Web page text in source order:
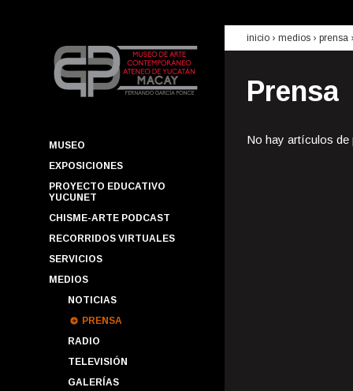
MUSEO
EXPOSICIONES
PROYECTO EDUCATIVO
YUCUNET
CHISME-ARTE PODCAST
RECORRIDOS VIRTUALES
SERVICIOS
MEDIOS
NOTICIAS
PRENSA
RADIO
TELEVISIÓN
GALERÍAS
inicio › medios › prensa
Prensa
No hay artículos de